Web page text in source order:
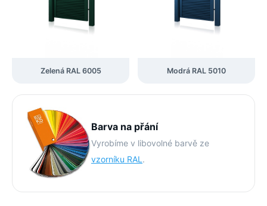
Zelená RAL 6005 Modrá RAL 5010
Barva na přání
Vyrobíme v libovolné barvě ze
vzorníku RAL .